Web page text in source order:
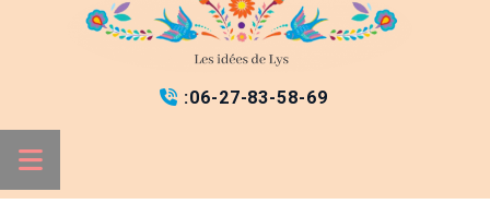
 :06-27-83-58-69